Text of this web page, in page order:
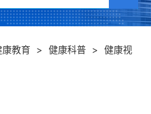
康教育 > 健康科普 > 健康视